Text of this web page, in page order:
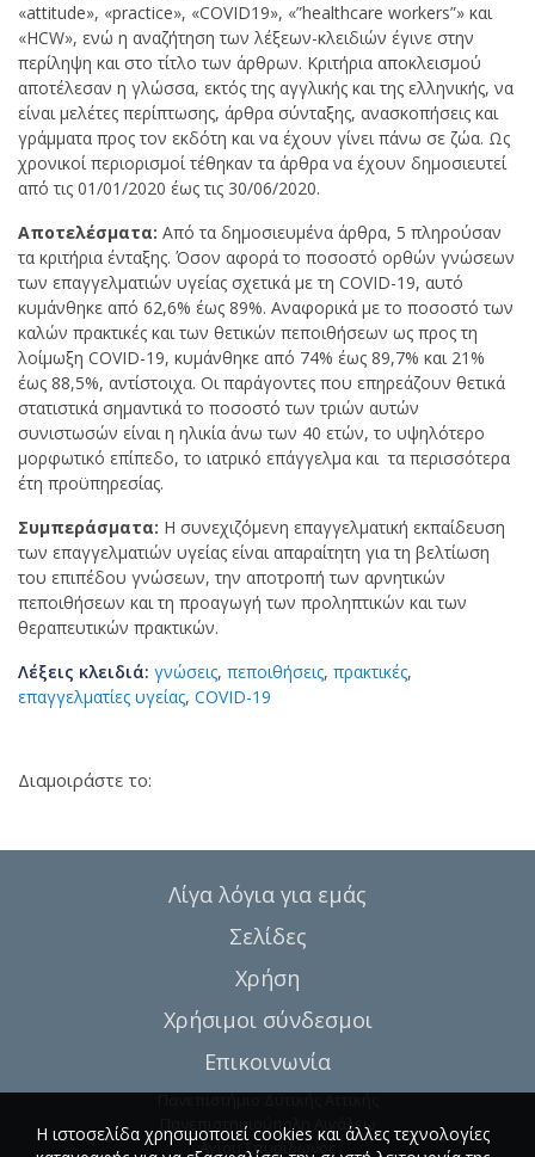
«attitude», «practice», «COVID19», «”healthcare workers”» και
«HCW», ενώ η αναζήτηση των λέξεων-κλειδιών έγινε στην
περίληψη και στο τίτλο των άρθρων. Κριτήρια αποκλεισμού
αποτέλεσαν η γλώσσα, εκτός της αγγλικής και της ελληνικής, να
είναι μελέτες περίπτωσης, άρθρα σύνταξης, ανασκοπήσεις και
γράμματα προς τον εκδότη και να έχουν γίνει πάνω σε ζώα. Ως
χρονικοί περιορισμοί τέθηκαν τα άρθρα να έχουν δημοσιευτεί
από τις 01/01/2020 έως τις 30/06/2020.
Αποτελέσματα: Από τα δημοσιευμένα άρθρα, 5 πληρούσαν
τα κριτήρια ένταξης. Όσον αφορά το ποσοστό ορθών γνώσεων
των επαγγελματιών υγείας σχετικά με τη COVID-19, αυτό
κυμάνθηκε από 62,6% έως 89%. Αναφορικά με το ποσοστό των
καλών πρακτικές και των θετικών πεποιθήσεων ως προς τη
λοίμωξη COVID-19, κυμάνθηκε από 74% έως 89,7% και 21%
έως 88,5%, αντίστοιχα. Οι παράγοντες που επηρεάζουν θετικά
στατιστικά σημαντικά το ποσοστό των τριών αυτών
συνιστωσών είναι η ηλικία άνω των 40 ετών, το υψηλότερο
μορφωτικό επίπεδο, το ιατρικό επάγγελμα και τα περισσότερα
έτη προϋπηρεσίας.
Συμπεράσματα: Η συνεχιζόμενη επαγγελματική εκπαίδευση
των επαγγελματιών υγείας είναι απαραίτητη για τη βελτίωση
του επιπέδου γνώσεων, την αποτροπή των αρνητικών
πεποιθήσεων και τη προαγωγή των προληπτικών και των
θεραπευτικών πρακτικών.
Λέξεις κλειδιά: γνώσεις, πεποιθήσεις, πρακτικές,
επαγγελματίες υγείας, COVID-19
Διαμοιράστε το:
Λίγα λόγια για εμάς
Σελίδες
Χρήση
Χρήσιμοι σύνδεσμοι
Επικοινωνία
Πανεπιστήμιο Δυτικής Αττικής
Πανεπιστημιούπολη Αιγάλεω
Αγίου Σπυρίδωνος
Η ιστοσελίδα χρησιμοποιεί cookies και άλλες τεχνολογίες